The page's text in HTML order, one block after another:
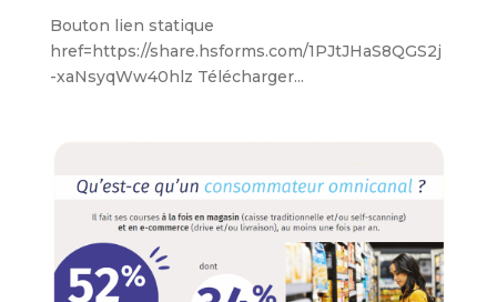
Bouton lien statique
href=https://share.hsforms.com/1PJtJHaS8QGS2j
-xaNsyqWw40hlz Télécharger...